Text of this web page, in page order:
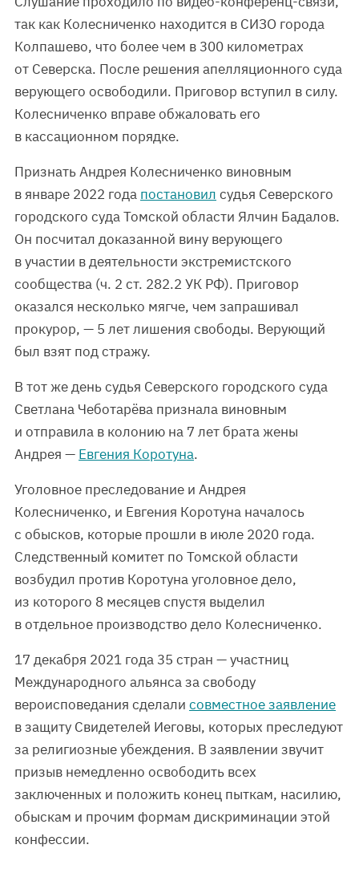
так как Колесниченко находится в СИЗО города
Колпашево, что более чем в 300 километрах
от Северска. После решения апелляционного суда
верующего освободили. Приговор вступил в силу.
Колесниченко вправе обжаловать его
в кассационном порядке.
Признать Андрея Колесниченко виновным
в январе 2022 года постановил судья Северского
городского суда Томской области Ялчин Бадалов.
Он посчитал доказанной вину верующего
в участии в деятельности экстремистского
сообщества (ч. 2 ст. 282.2 УК РФ). Приговор
оказался несколько мягче, чем запрашивал
прокурор, — 5 лет лишения свободы. Верующий
был взят под стражу.
В тот же день судья Северского городского суда
Светлана Чеботарёва признала виновным
и отправила в колонию на 7 лет брата жены
Андрея — Евгения Коротуна.
Уголовное преследование и Андрея
Колесниченко, и Евгения Коротуна началось
с обысков, которые прошли в июле 2020 года.
Следственный комитет по Томской области
возбудил против Коротуна уголовное дело,
из которого 8 месяцев спустя выделил
в отдельное производство дело Колесниченко.
17 декабря 2021 года 35 стран — участниц
Международного альянса за свободу
вероисповедания сделали совместное заявление
в защиту Свидетелей Иеговы, которых преследуют
за религиозные убеждения. В заявлении звучит
призыв немедленно освободить всех
заключенных и положить конец пыткам, насилию,
обыскам и прочим формам дискриминации этой
конфессии.